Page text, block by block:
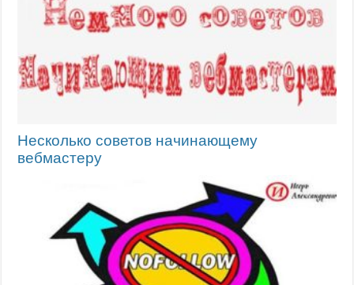
Несколько советов начинающему
вебмастеру